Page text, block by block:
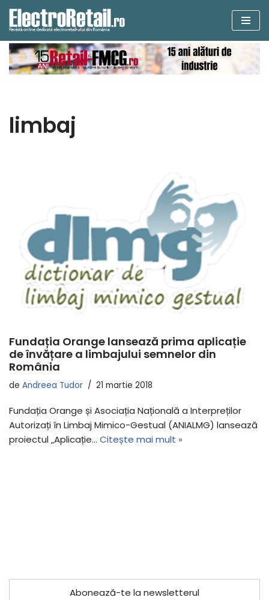
Sari
la
conținut
limbaj
Fundația Orange lansează prima aplicație
de învățare a limbajului semnelor din
România
de Andreea Tudor 21 martie 2018
Fundația Orange și Asociația Națională a Interpreților
Autorizați în Limbaj Mimico-Gestual (ANIALMG) lansează
proiectul „Aplicație… Citește mai mult »
Abonează-te la newsletterul